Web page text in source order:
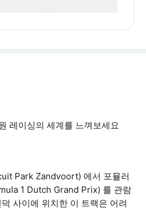
레이싱의 세계를 느껴보세요
Park Zandvoort) 에서 포뮬러
1 Dutch Grand Prix) 를 관람
사이에 위치한 이 트랙은 어려